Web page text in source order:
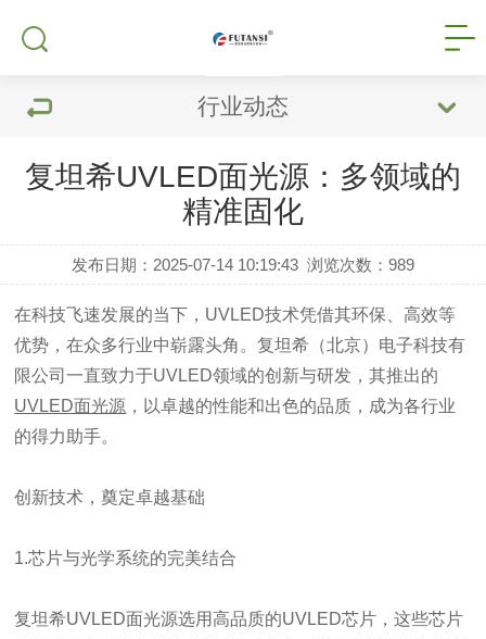
行业动态
复坦希UVLED面光源：多领域的
精准固化
发布日期：2025-07-14 10:19:43 浏览次数：989
在科技飞速发展的当下，UVLED技术凭借其环保、高效等
优势，在众多行业中崭露头角。复坦希（北京）电子科技有
限公司一直致力于UVLED领域的创新与研发，其推出的
UVLED面光源 ，以卓越的性能和出色的品质，成为各行业
的得力助手。
创新技术，奠定卓越基础
1.芯片与光学系统的完美结合
复坦希UVLED面光源选用高品质的UVLED芯片，这些芯片